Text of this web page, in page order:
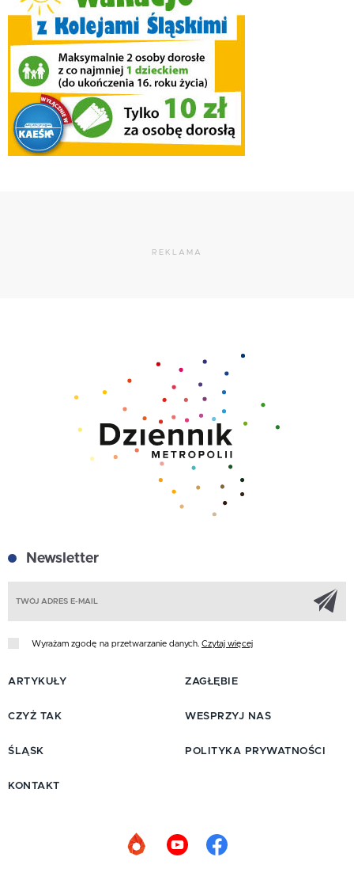
REKLAMA
Newsletter
Wyrażam zgodę na przetwarzanie danych. Czytaj więcej
ARTYKUŁY
CZYŻ TAK
ŚLĄSK
ZAGŁĘBIE
WESPRZYJ NAS
POLITYKA PRYWATNOŚCI
KONTAKT